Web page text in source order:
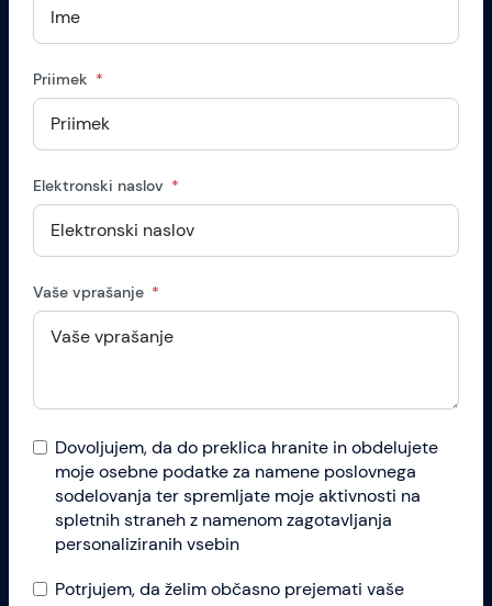
Priimek
Elektronski naslov
Vaše vprašanje
Dovoljujem, da do preklica hranite in obdelujete
moje osebne podatke za namene poslovnega
sodelovanja ter spremljate moje aktivnosti na
spletnih straneh z namenom zagotavljanja
personaliziranih vsebin
Potrjujem, da želim občasno prejemati vaše